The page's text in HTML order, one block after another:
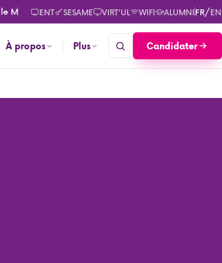
Consultez les calendriers des rentrées pour
ENT SESAME VIRT'UL WIFI ALUMNIFR/EN
À propos Plus Candidater